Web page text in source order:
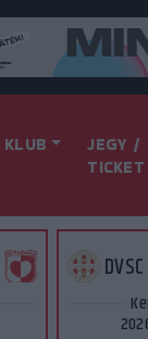
KLUB
JEGY /
TICKET
DVSC